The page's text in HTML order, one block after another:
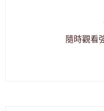
隨時觀看